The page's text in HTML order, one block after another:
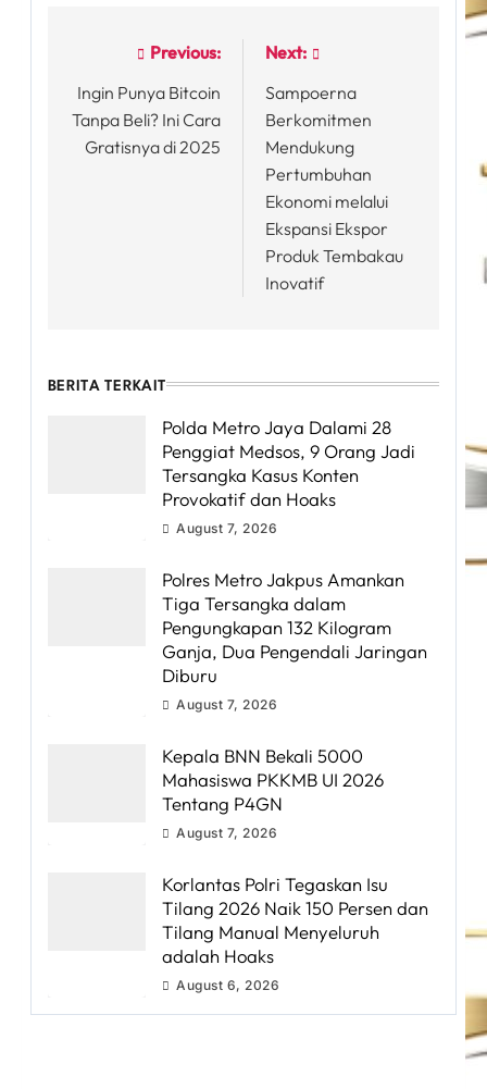
navigation
Previous:
Ingin Punya Bitcoin
Tanpa Beli? Ini Cara
Gratisnya di 2025
Next:
Sampoerna
Berkomitmen
Mendukung
Pertumbuhan
Ekonomi melalui
Ekspansi Ekspor
Produk Tembakau
Inovatif
BERITA TERKAIT
Polda Metro Jaya Dalami 28
Penggiat Medsos, 9 Orang Jadi
Tersangka Kasus Konten
Provokatif dan Hoaks
August 7, 2026
Polres Metro Jakpus Amankan
Tiga Tersangka dalam
Pengungkapan 132 Kilogram
Ganja, Dua Pengendali Jaringan
Diburu
August 7, 2026
Kepala BNN Bekali 5000
Mahasiswa PKKMB UI 2026
Tentang P4GN
August 7, 2026
Korlantas Polri Tegaskan Isu
Tilang 2026 Naik 150 Persen dan
Tilang Manual Menyeluruh
adalah Hoaks
August 6, 2026